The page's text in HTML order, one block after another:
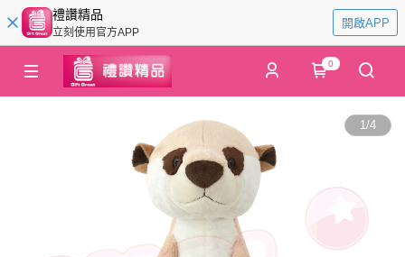
禮讚精品
立刻使用官方APP
開啟APP
0
1/4